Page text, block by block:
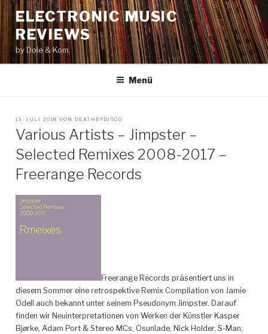
Zum
Inhalt
springen
ELECTRONIC MUSIC
REVIEWS
by Dole & Kom
Menü
VERÖFFENTLICHT
13. JULI 2018 VON DEATHBYDISCO
Various Artists – Jimpster –
Selected Remixes 2008-2017 –
Freerange Records
Freerange Records präsentiert uns in
diesem Sommer eine retrospektive Remix Compilation von Jamie
Odell auch bekannt unter seinem Pseudonym Jimpster. Darauf
finden wir Neuinterpretationen von Werken der Künstler Kasper
Bjørke, Adam Port & Stereo MCs, Osunlade, Nick Holder, S-Man,